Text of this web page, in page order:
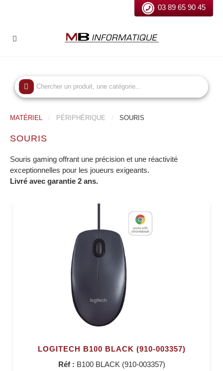
03 89 65 90 45
MATÉRIEL PÉRIPHÉRIQUE SOURIS
SOURIS
Souris gaming offrant une précision et une réactivité
exceptionnelles pour les joueurs exigeants.
Livré avec garantie 2 ans.
LOGITECH B100 BLACK (910-003357)
Réf : B100 BLACK (910-003357)